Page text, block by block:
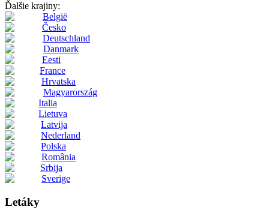
Ďalšie krajiny:
België
Česko
Deutschland
Danmark
Eesti
France
Hrvatska
Magyarország
Italia
Lietuva
Latvija
Nederland
Polska
România
Srbija
Sverige
Letáky